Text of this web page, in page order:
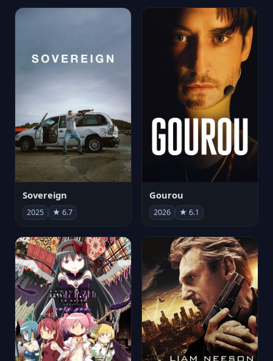
Sovereign
2025 ★ 6.7
Gourou
2026 ★ 6.1